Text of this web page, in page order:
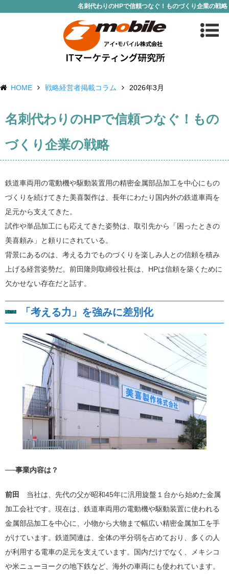
名刺代わりのHPで信頼つなぐ！ものづくり企業の戦略
HOME 戦略経営者掲載コラム 2026年3月
名刺代わりのHPで信頼つなぐ！もの
づくり企業の戦略
鉄道車両用の電動機や駆動装置用の精密金属部品加工を中心にもの
づくりを続けてきた美喜製作は、長年にわたり国内外の鉄道車両を
足元から支えてきた。
試作や単品加工にも応えてきた姿勢は、取引先から「困ったときの
美喜頼み」と頼りにされている。
背景にあるのは、考える力でものづくりを楽しみ人との信頼を積み
上げる経営姿勢だ。前田隆則取締役社長は、HPは信頼を築くために
欠かせない存在だと話す。
「考える力」を強みに差別化
──事業内容は？
前田
当社は、先代の父が昭和45年に汎用旋盤１台から始めた金属
加工会社です。現在は、鉄道車両用の電動機や駆動装置に使われる
金属部品加工を中心に、小物から大物まで幅広い精密金属加工を手
がけています。鉄道関連は、全体の半分弱を占めており、多くの人
が利用する電車の足元を支えています。国内だけでなく、メキシコ
や米ニューヨークの地下鉄など、海外の車両にも使われています。